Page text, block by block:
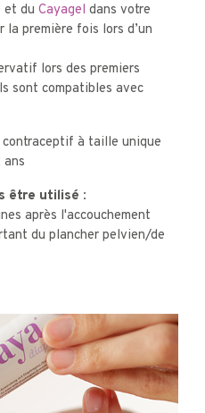
et du Cayagel dans votre
première fois lors d’un
lors des premiers
sont compatibles avec
contraceptif à taille unique
être utilisé :
après l'accouchement
du plancher pelvien/de